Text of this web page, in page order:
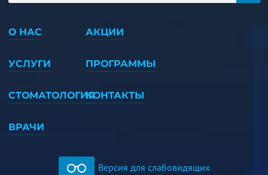
О НАС
УСЛУГИ
СТОМАТОЛОГИЯ
ВРАЧИ
АКЦИИ
ПРОГРАММЫ
КОНТАКТЫ
Версия для слабовидящих